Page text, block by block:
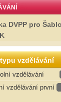
DVPP pro
vzdělávání
vzdělávání
vzdělávání první